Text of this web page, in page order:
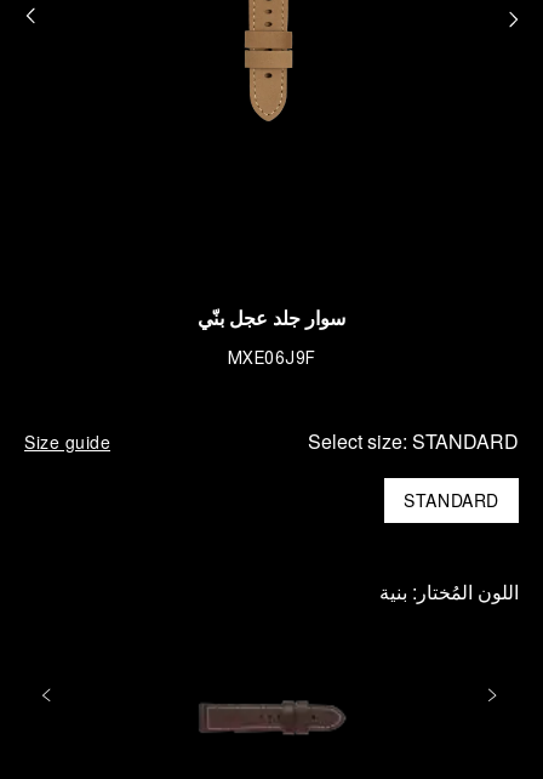
سوار جلد عجل بنّي
MXE06J9F
Select size: STANDARD
Size guide
STANDARD
اللون المُختار: بنية